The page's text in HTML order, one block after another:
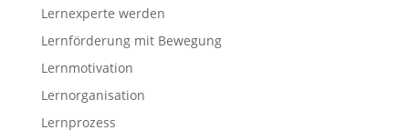
Lernexperte werden
Lernförderung mit Bewegung
Lernmotivation
Lernorganisation
Lernprozess